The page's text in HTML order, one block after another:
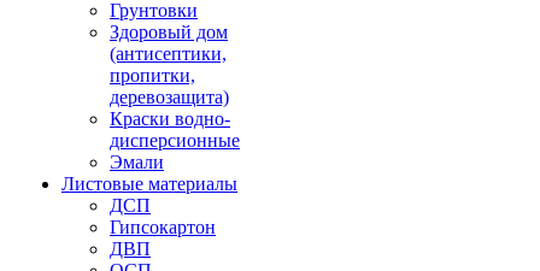
Грунтовки
Здоровый дом
(антисептики,
пропитки,
деревозащита)
Краски водно-
дисперсионные
Эмали
Листовые материалы
ДСП
Гипсокартон
ДВП